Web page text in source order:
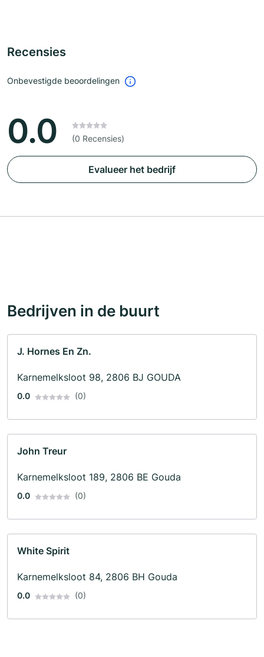
Recensies
Onbevestigde beoordelingen
0.0 (0 Recensies)
Evalueer het bedrijf
Bedrijven in de buurt
J. Hornes En Zn.
Karnemelksloot 98, 2806 BJ GOUDA
0.0 (0)
John Treur
Karnemelksloot 189, 2806 BE Gouda
0.0 (0)
White Spirit
Karnemelksloot 84, 2806 BH Gouda
0.0 (0)